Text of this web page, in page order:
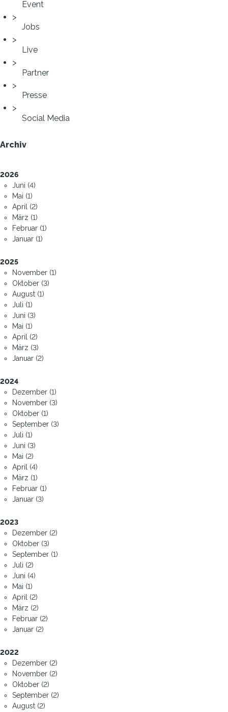
Event
Jobs
Live
Partner
Presse
Social Media
Archiv
2026
Juni (4)
Mai (1)
April (2)
März (1)
Februar (1)
Januar (1)
2025
November (1)
Oktober (3)
August (1)
Juli (1)
Juni (3)
Mai (1)
April (2)
März (3)
Januar (2)
2024
Dezember (1)
November (3)
Oktober (1)
September (3)
Juli (1)
Juni (3)
Mai (2)
April (4)
März (1)
Februar (1)
Januar (3)
2023
Dezember (2)
Oktober (3)
September (1)
Juli (2)
Juni (4)
Mai (1)
April (2)
März (2)
Februar (2)
Januar (2)
2022
Dezember (2)
November (2)
Oktober (2)
September (2)
August (2)